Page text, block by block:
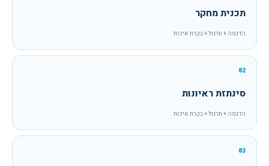
תכנית מחקר
הדגמה + תרגול + בקרת איכות
02
סינתזת ראיונות
הדגמה + תרגול + בקרת איכות
03